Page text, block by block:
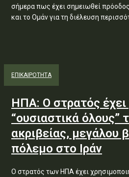
σήμερα πως έχει σημειωθεί
και το Ομάν για τη διέλευση
ΕΠΙΚΑΙΡΟΤΗΤΑ
ΗΠΑ: Ο στρατός έχει
“ουσιαστικά όλους”
ακριβείας, μεγάλου
πόλεμο στο Ιράν
Ο στρατός των ΗΠΑ έχει